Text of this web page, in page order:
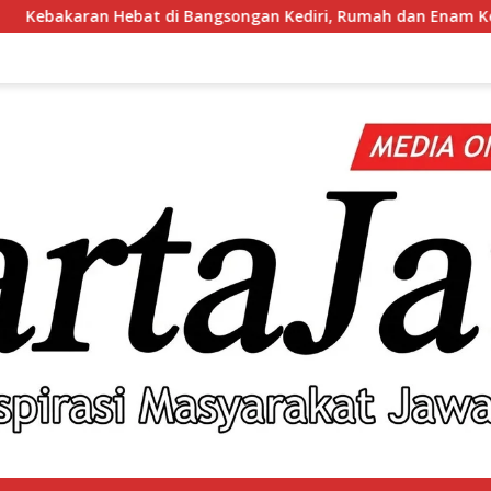
Kediri, Rumah dan Enam Kendaraan Hangus,